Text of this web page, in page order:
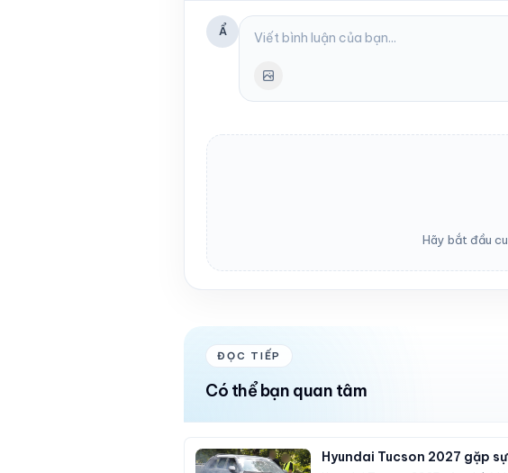
Ẩ
Hãy bắt đầu
ĐỌC TIẾP
Có thể bạn quan tâm
Hyundai Tucson 2027 gặp